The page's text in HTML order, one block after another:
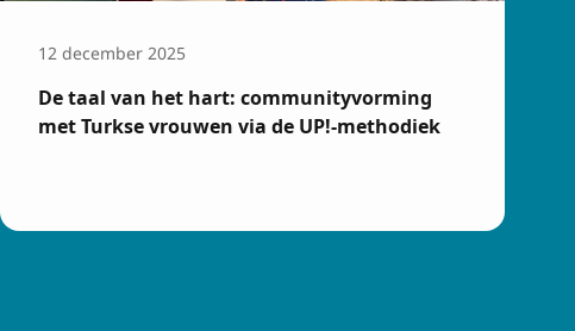
12 december 2025
De taal van het hart: communityvorming
met Turkse vrouwen via de UP!-methodiek